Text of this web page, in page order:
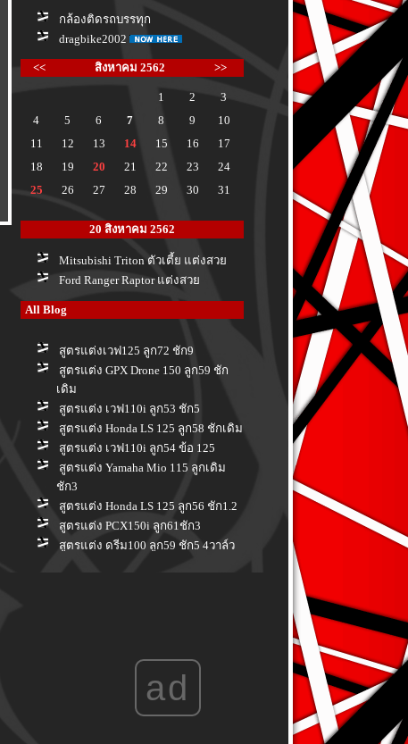
กล้องติดรถบรรทุก
dragbike2002
<< สิงหาคม 2562 >>
1 2
3
4
5 6 7 8 9
10
11
12 13 14 15 16
17
18
19 20 21 22 23
24
25
26 27 28 29 30 31
20 สิงหาคม 2562
Mitsubishi Triton ตัวเตี้ย แต่งสว
Ford Ranger Raptor แต่งสว
All Blog
สูตรแต่งเวฟ125 ลูก72 ชัก9
สูตรแต่ง GPX Drone 150 ลูก59 ชัก
เดิม
สูตรแต่ง เวฟ110i ลูก53 ชัก5
สูตรแต่ง Honda LS 125 ลูก58 ชักเดิม
สูตรแต่ง เวฟ110i ลูก54 ข้อ 125
สูตรแต่ง Yamaha Mio 115 ลูกเดิม
ชัก3
สูตรแต่ง Honda LS 125 ลูก56 ชัก1.2
สูตรแต่ง PCX150i ลูก61ชัก3
สูตรแต่ง ดรีม100 ลูก59 ชัก5 4วาล์ว
สูตรแต่ง Honda Wave 110i ลูก 58 ชัก
สูตรแต่ง Honda Forza 350 ลูก 80 ชัก
ad